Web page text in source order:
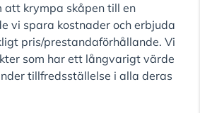
att krympa skåpen till en
vi spara kostnader och erbjuda
pris/prestandaförhållande. Vi
som har ett långvarigt värde
tillfredsställelse i alla deras